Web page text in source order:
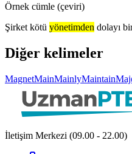
Örnek cümle (çeviri)
Şirket kötü yönetimden dolayı
Diğer kelimeler
MagnetMainMainlyMaintain
İletişim Merkezi (09.00 - 22.00)